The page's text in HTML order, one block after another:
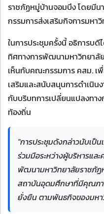
ราชภัฏหมู่บ้านจอมบึง โดยมีน
กรรมการส่งเสริมกิจการมหา
ในการประชุมครั้งนี้ อธิการบ
ทิศทางการพัฒนามหาวิทยาลั
เห็นกับคณะกรรมการ คสม. เ
เสริมและสนับสนุนการดำเนิ
กับบริบทการเปลี่ยนแปลงทา
ท้องถิ่น
"การประชุมดังกล่าวนับเป็
ร่วมมือระหว่างผู้บริหารแล
พัฒนามหาวิทยาลัยราชภัฏ
สถาบันอุดมศึกษาที่มีคุณภ
ยั่งยืน ตามพันธกิจของมห